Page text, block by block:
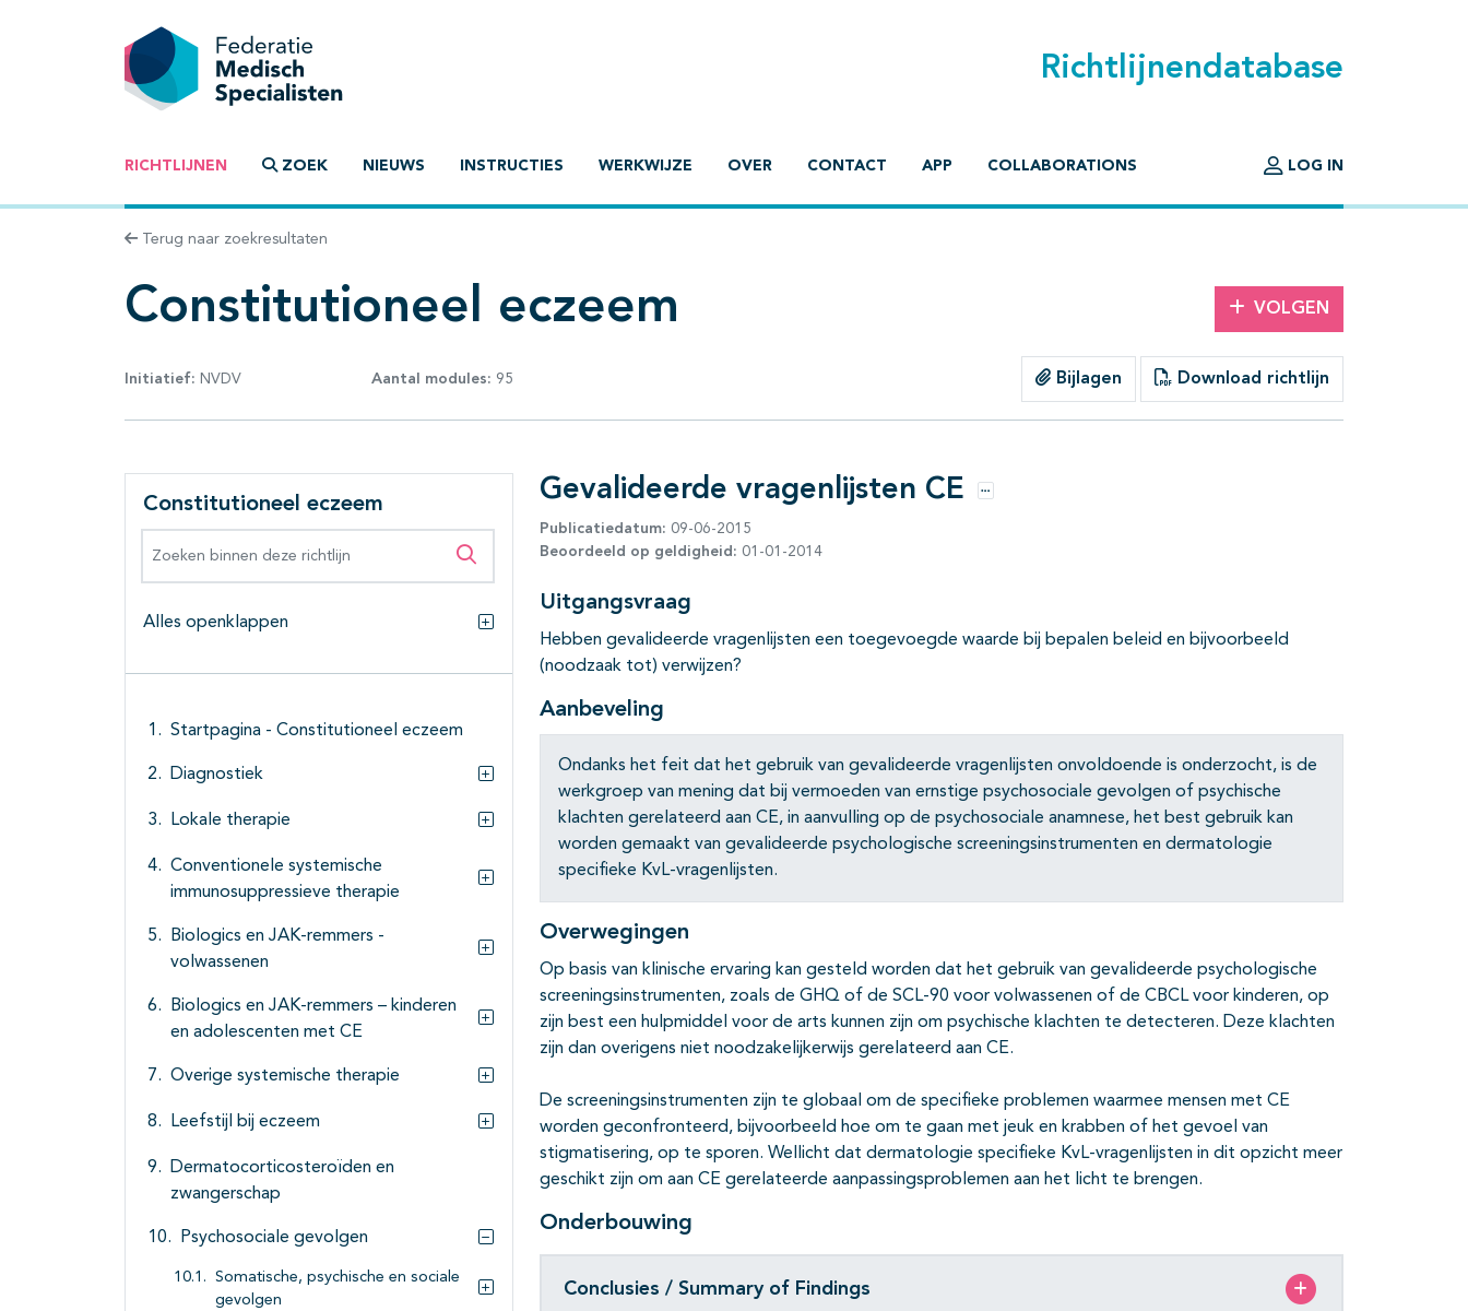
Richtlijnendatabase
RICHTLIJNEN ZOEK NIEUWS INSTRUCTIES WERKWIJZE OVER CONTACT APP COLLABORATIONS LOG IN
Terug naar zoekresultaten
Constitutioneel eczeem VOLGEN
Initiatief: NVDV Aantal modules: 95 Bijlagen Download richtlijn
Constitutioneel eczeem
Zoeken binnen deze richtlijn
Alles openklappen
Alles openklappen
Startpagina - Constitutioneel eczeem
Diagnostiek
Subpagina's open- en dichtklappen
Lokale therapie
Subpagina's open- en dichtklappen
Conventionele systemische
immunosuppressieve therapie
Subpagina's open- en dichtklappen
Biologics en JAK-remmers -
volwassenen
Subpagina's open- en dichtklappen
Biologics en JAK-remmers – kinderen
en adolescenten met CE
Subpagina's open- en dichtklappen
Overige systemische therapie
Subpagina's open- en dichtklappen
Leefstijl bij eczeem
Subpagina's open- en dichtklappen
Dermatocorticosteroïden en
zwangerschap
Psychosociale gevolgen
Somatische, psychische en sociale
gevolgen
Gevalideerde vragenlijsten CE Opties
Publicatiedatum: 09-06-2015
Beoordeeld op geldigheid: 01-01-2014
Uitgangsvraag
Hebben gevalideerde vragenlijsten een toegevoegde waarde bij bepalen beleid en bijvoorbeeld
(noodzaak tot) verwijzen?
Aanbeveling
Ondanks het feit dat het gebruik van gevalideerde vragenlijsten onvoldoende is onderzocht, is de
werkgroep van mening dat bij vermoeden van ernstige psychosociale gevolgen of psychische
klachten gerelateerd aan CE, in aanvulling op de psychosociale anamnese, het best gebruik kan
worden gemaakt van gevalideerde psychologische screeningsinstrumenten en dermatologie
specifieke KvL-vragenlijsten.
Overwegingen
Op basis van klinische ervaring kan gesteld worden dat het gebruik van gevalideerde psychologische
screeningsinstrumenten, zoals de GHQ of de SCL-90 voor volwassenen of de CBCL voor kinderen, op
zijn best een hulpmiddel voor de arts kunnen zijn om psychische klachten te detecteren. Deze klachten
zijn dan overigens niet noodzakelijkerwijs gerelateerd aan CE.
De screeningsinstrumenten zijn te globaal om de specifieke problemen waarmee mensen met CE
worden geconfronteerd, bijvoorbeeld hoe om te gaan met jeuk en krabben of het gevoel van
stigmatisering, op te sporen. Wellicht dat dermatologie specifieke KvL-vragenlijsten in dit opzicht meer
geschikt zijn om aan CE gerelateerde aanpassingsproblemen aan het licht te brengen.
Onderbouwing
Conclusies / Summary of Findings